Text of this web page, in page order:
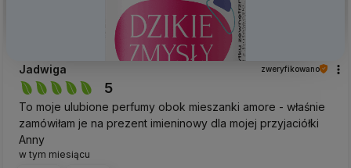
Jadwiga zweryfikowano
5
To moje ulubione perfumy obok mieszanki amore - właśnie
zamówiłam je na prezent imieninowy dla mojej przyjaciółki
Anny
w tym miesiącu